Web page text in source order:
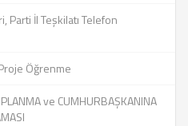
Parti İl Teşkilatı Telefon
Öğrenme
ve CUMHURBAŞKANINA